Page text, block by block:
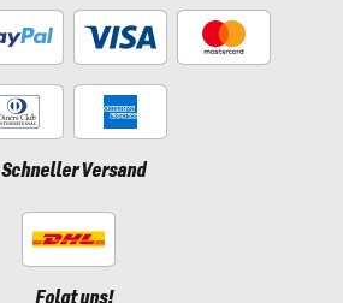
Schneller Versand
Folgt uns!